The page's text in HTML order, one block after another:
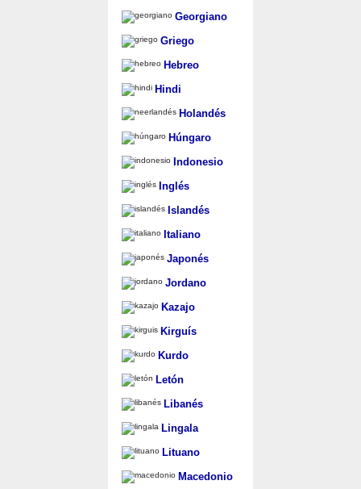
Georgiano
Griego
Hebreo
Hindi
Holandés
Húngaro
Indonesio
Inglés
Islandés
Italiano
Japonés
Jordano
Kazajo
Kirguís
Kurdo
Letón
Libanés
Lingala
Lituano
Macedonio